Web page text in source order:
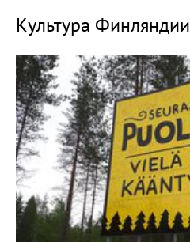
Культура Финляндии